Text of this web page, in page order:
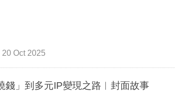
20 Oct 2025
錢」到多元IP變現之路︳封面故事